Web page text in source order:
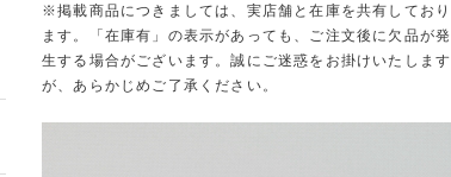
※掲載商品につきましては、実店舗と在庫を共有しており
ます。「在庫有」の表示があっても、ご注文後に欠品が発
生する場合がございます。誠にご迷惑をお掛けいたします
が、あらかじめご了承ください。